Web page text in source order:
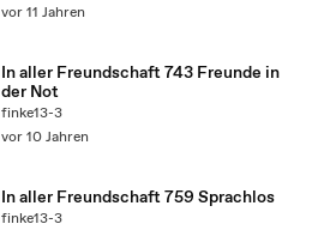
vor 11 Jahren
In aller Freundschaft 743 Freunde in
der Not
finke13-3
vor 10 Jahren
In aller Freundschaft 759 Sprachlos
finke13-3